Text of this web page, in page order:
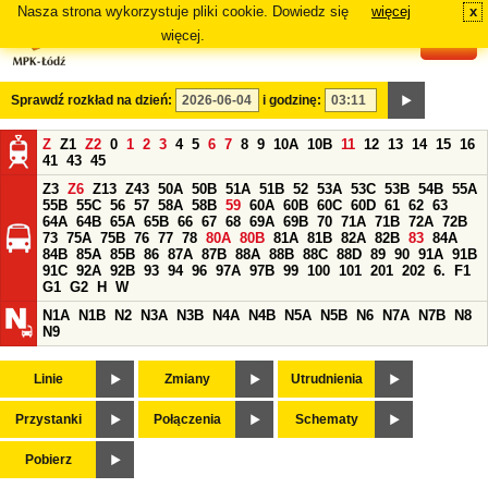
Nasza strona wykorzystuje pliki cookie. Dowiedz się
więcej.
więcej x
Sprawdź rozkład na dzień: i godzinę:
Z Z1 Z2 0 1 2 3 4 5 6 7 8 9 10A 10B 11 12 13 14 15 16
41 43 45
Z3 Z6 Z13 Z43 50A 50B 51A 51B 52 53A 53C 53B 54B 55A
55B 55C 56 57 58A 58B 59 60A 60B 60C 60D 61 62 63
64A 64B 65A 65B 66 67 68 69A 69B 70 71A 71B 72A 72B
73 75A 75B 76 77 78 80A 80B 81A 81B 82A 82B 83 84A
84B 85A 85B 86 87A 87B 88A 88B 88C 88D 89 90 91A 91B
91C 92A 92B 93 94 96 97A 97B 99 100 101 201 202 6.
F1
G1 G2 H
W
N1A
N1B N2 N3A N3B N4A N4B N5A N5B N6 N7A N7B
N8
N9
Linie Zmiany Utrudnienia
Przystanki Połączenia Schematy
Pobierz